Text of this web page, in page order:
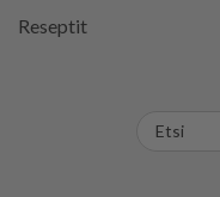
Reseptit